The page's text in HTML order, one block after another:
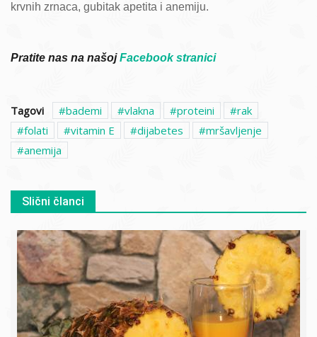
krvnih zrnaca, gubitak apetita i anemiju.
Pratite nas na našojFacebook stranici
Tagovi bademi vlakna proteini
rak
folati
vitamin E dijabetes
mršavljenje
anemija
Slični članci